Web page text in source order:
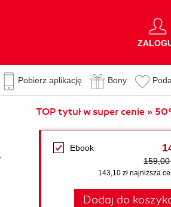
Pobierz aplikację Bony
TOP tytuł w super cenie »
Ebook
159,00
143,10 zł najniższa
Dodaj do